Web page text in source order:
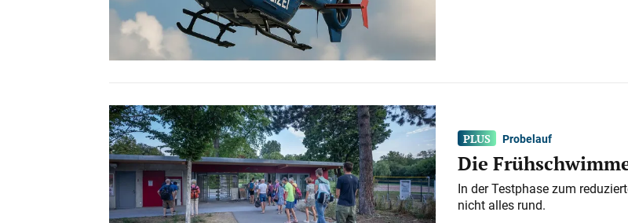
Probelauf
Die
In der Testphase zum
nicht alles rund.